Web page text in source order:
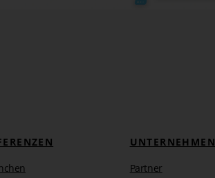
UNTERNEHMEN
Partner